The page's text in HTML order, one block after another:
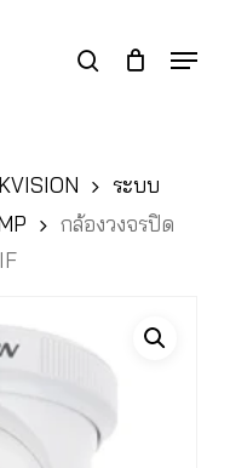
search Menu
ระบบ
กล้องวงจรปิด
Close